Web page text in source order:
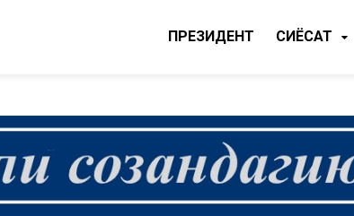
ПРЕЗИДЕНТ CИЁСАТ